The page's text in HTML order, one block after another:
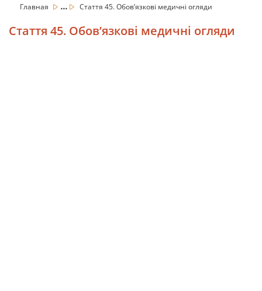
Главная ... Стаття 45. Обов’язкові медичні огляди
Стаття 45. Обов’язкові медичні огляди